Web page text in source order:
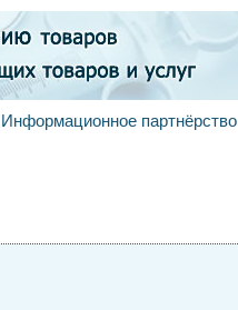
Информационное партнёрство